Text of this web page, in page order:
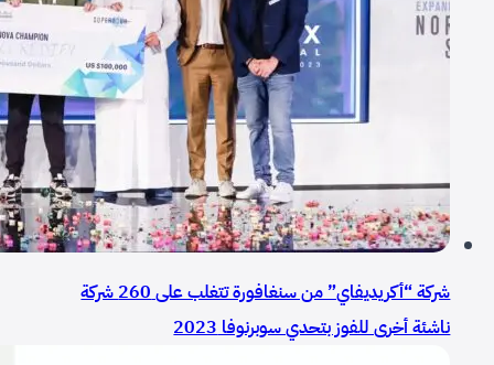
شركة “أكريديفاي” من سنغافورة تتغلب على 260 شركة
ناشئة أخرى للفوز بتحدي سوبرنوفا 2023